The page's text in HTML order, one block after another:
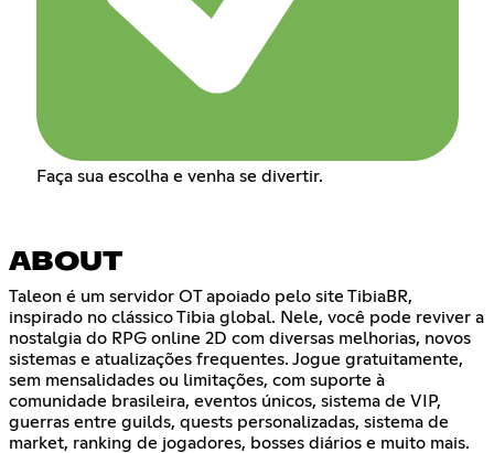
Faça sua escolha e venha se divertir.
ABOUT
Taleon é um servidor OT apoiado pelo site TibiaBR,
inspirado no clássico Tibia global. Nele, você pode reviver a
nostalgia do RPG online 2D com diversas melhorias, novos
sistemas e atualizações frequentes. Jogue gratuitamente,
sem mensalidades ou limitações, com suporte à
comunidade brasileira, eventos únicos, sistema de VIP,
guerras entre guilds, quests personalizadas, sistema de
market, ranking de jogadores, bosses diários e muito mais.